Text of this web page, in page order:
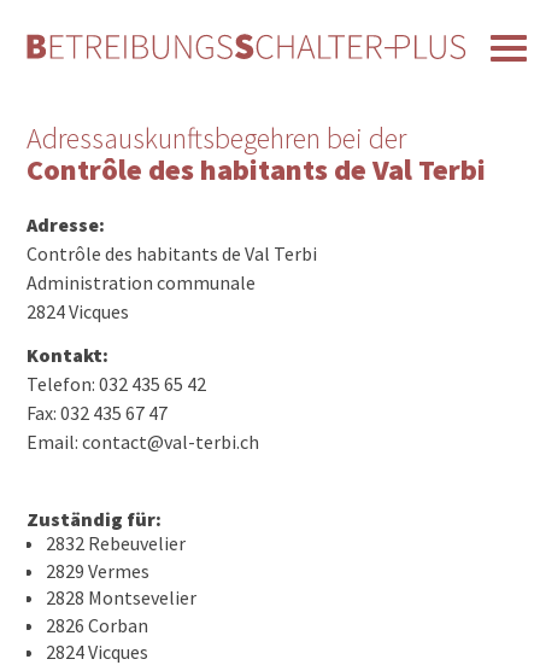
Adressauskunftsbegehren bei der
Contrôle des habitants de Val Terbi
Adresse:
Contrôle des habitants de Val Terbi
Administration communale
2824 Vicques
Kontakt:
Telefon: 032 435 65 42
Fax: 032 435 67 47
Email: contact@val-terbi.ch
Zuständig für:
2832 Rebeuvelier
2829 Vermes
2828 Montsevelier
2826 Corban
2824 Vicques